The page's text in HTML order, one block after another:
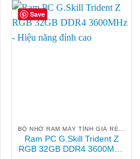
Save
Ram PC G.Skill Trident Z
RGB 32GB DDR4 3600MHz